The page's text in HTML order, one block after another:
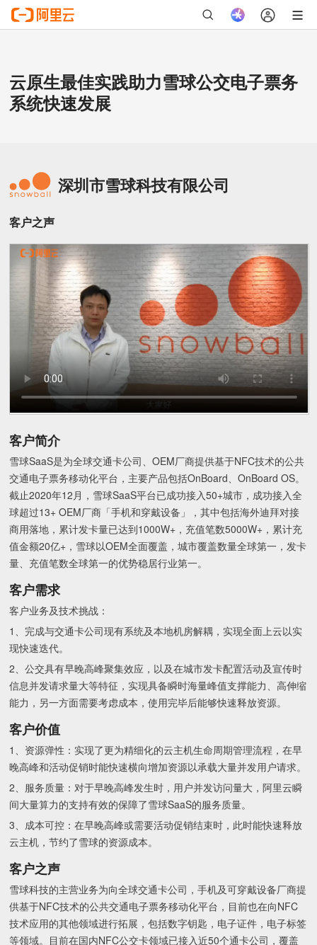
云原生最佳实践助力雪球公交电子票务
系统快速发展
深圳市雪球科技有限公司
客户之声
客户简介
雪球SaaS是为全球交通卡公司、OEM厂商提供基于NFC技术的公共
交通电子票务移动化平台，主要产品包括OnBoard、OnBoard OS。
截止2020年12月，雪球SaaS平台已成功接入50+城市，成功接入全
球超过13+ OEM厂商「手机和穿戴设备」，其中包括海外迪拜对接
商用落地，累计发卡量已达到1000W+，充值笔数5000W+，累计充
值金额20亿+，雪球以OEM全面覆盖，城市覆盖数量全球第一，发卡
量、充值笔数全球第一的优势稳居行业第一。
客户需求
客户业务及技术挑战：
1、完成与交通卡公司现有系统及本地机房解耦，实现全面上云以实
现快速迭代。
2、公交具有早晚高峰聚集效应，以及在城市发卡配置活动及宣传时
信息并发请求量大等特征，实现具备瞬时海量峰值支撑能力、高伸缩
能力，另一方面需要考虑成本，使用完毕后能够快速释放资源。
客户价值
1、资源弹性：实现了更为精细化的云主机生命周期管理流程，在早
晚高峰和活动促销时能快速横向增加资源以承载大量并发用户请求。
2、服务质量：对于早晚高峰发生时，用户并发访问量大，阿里云瞬
间大量算力的支持有效的保障了雪球SaaS的服务质量。
3、成本可控：在早晚高峰或需要活动促销结束时，此时能快速释放
云主机，节约了雪球的资源成本。
客户之声
雪球科技的主营业务为向全球交通卡公司，手机及可穿戴设备厂商提
供基于NFC技术的公共交通电子票务移动化平台，目前也在向NFC
技术应用的其他领域进行拓展，包括数字钥匙，电子证件，电子标签
等领域。目前在国内NFC公交卡领域已接入近50个通卡公司，覆盖